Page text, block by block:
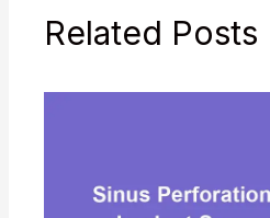
der Mundschleimhaut?
Nein, ich habe keine
bemerkt. Anhaltende…
Related Posts